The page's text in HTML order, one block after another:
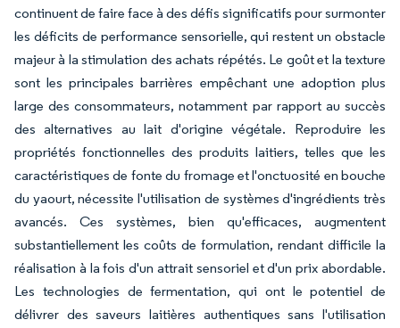
continuent de faire face à des défis significatifs pour surmonter
les déficits de performance sensorielle, qui restent un obstacle
majeur à la stimulation des achats répétés. Le goût et la texture
sont les principales barrières empêchant une adoption plus
large des consommateurs, notamment par rapport au succès
des alternatives au lait d'origine végétale. Reproduire les
propriétés fonctionnelles des produits laitiers, telles que les
caractéristiques de fonte du fromage et l'onctuosité en bouche
du yaourt, nécessite l'utilisation de systèmes d'ingrédients très
avancés. Ces systèmes, bien qu'efficaces, augmentent
substantiellement les coûts de formulation, rendant difficile la
réalisation à la fois d'un attrait sensoriel et d'un prix abordable.
Les technologies de fermentation, qui ont le potentiel de
délivrer des saveurs laitières authentiques sans l'utilisation